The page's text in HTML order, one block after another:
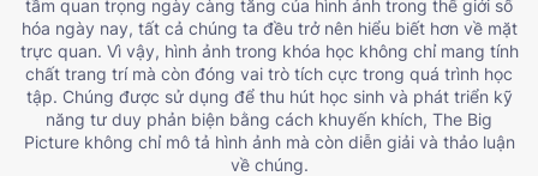
tầm quan trọng ngày càng tăng của hình ảnh trong thế giới số
hóa ngày nay, tất cả chúng ta đều trở nên hiểu biết hơn về mặt
trực quan. Vì vậy, hình ảnh trong khóa học không chỉ mang tính
chất trang trí mà còn đóng vai trò tích cực trong quá trình học
tập. Chúng được sử dụng để thu hút học sinh và phát triển kỹ
năng tư duy phản biện bằng cách khuyến khích, The Big
Picture không chỉ mô tả hình ảnh mà còn diễn giải và thảo luận
về chúng.